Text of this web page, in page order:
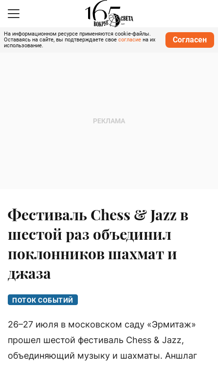
На информационном ресурсе применяются cookie-файлы.
Оставаясь на сайте, вы подтверждаете свое согласие на их
использование.
Согласен
Фестиваль Chess & Jazz в
шестой раз объединил
поклонников шахмат и
джаза
ПОТОК СОБЫТИЙ
26–27 июля в московском саду «Эрмитаж»
прошел шестой фестиваль Chess & Jazz,
объединяющий музыку и шахматы. Аншлаг